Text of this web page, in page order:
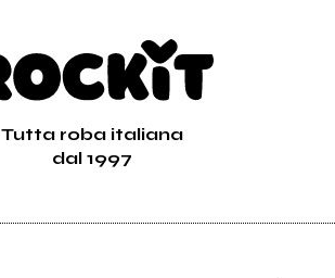
Tutta roba italiana
dal 1997